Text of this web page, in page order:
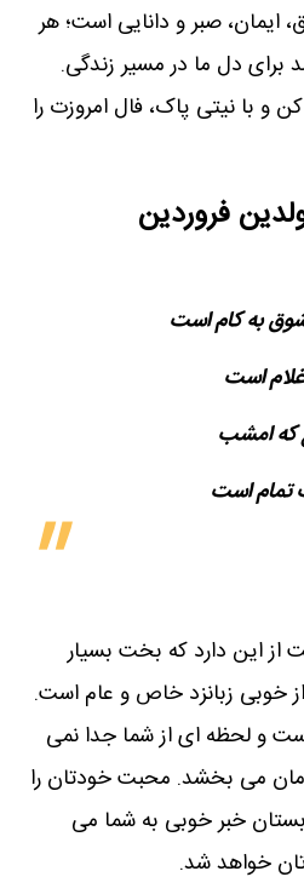
ایمان، صبر و دانایی است؛ هر
برای دل ما در مسیر زندگی.
و با نیتی پاک، فال امروزت را
فروردین
به کام است
است
که امشب
تمام است
از این دارد که بخت بسیار
خوبی زبانزد خاص و عام است.
و لحظه ای از شما جدا نمی
می بخشد. محبت خودتان را
خبر خوبی به شما می
خواهد شد.